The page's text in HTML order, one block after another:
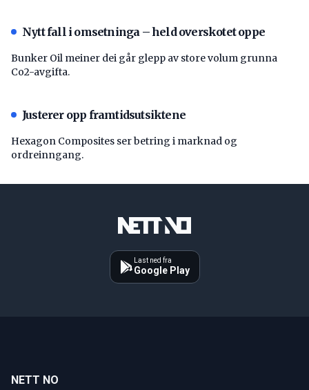
Nytt fall i omsetninga – held overskotet oppe
Bunker Oil meiner dei går glepp av store volum grunna
Co2-avgifta.
Justerer opp framtidsutsiktene
Hexagon Composites ser betring i marknad og
ordreinngang.
Last ned fra
Google Play
NETT NO